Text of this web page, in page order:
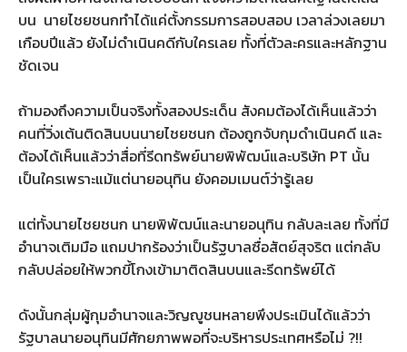
บน นายไชยชนกทำได้แค่ตั้งกรรมการสอบสอบ เวลาล่วงเลยมา
เกือบปีแล้ว ยังไม่ดำเนินคดีกับใครเลย ทั้งที่ตัวละครและหลักฐาน
ชัดเจน
ถ้ามองถึงความเป็นจริงทั้งสองประเด็น สังคมต้องได้เห็นแล้วว่า
คนที่วิ่งเต้นติดสินบนนายไชยชนก ต้องถูกจับกุมดำเนินคดี และ
ต้องได้เห็นแล้วว่าสื่อที่รีดทรัพย์นายพิพัฒน์และบริษัท PT นั้น
เป็นใครเพราะแม้แต่นายอนุทิน ยังคอมเมนต์ว่ารู้เลย
แต่ทั้งนายไชยชนก นายพิพัฒน์และนายอนุทิน กลับละเลย ทั้งที่มี
อำนาจเติมมือ แถมปากร้องว่าเป็นรัฐบาลซื่อสัตย์สุจริต แต่กลับ
กลับปล่อยให้พวกขี้โกงเข้ามาติดสินบนและรีดทรัพย์ได้
ดังนั้นกลุ่มผู้กุมอำนาจและวิญญูชนหลายพึงประเมินได้แล้วว่า
รัฐบาลนายอนุทินมีศักยภาพพอที่จะบริหารประเทศหรือไม่ ?!!